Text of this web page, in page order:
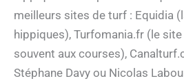
meilleurs sites de turf : Equidia
hippiques), Turfomania.fr (le
souvent aux courses),
Stéphane Davy ou Nicolas